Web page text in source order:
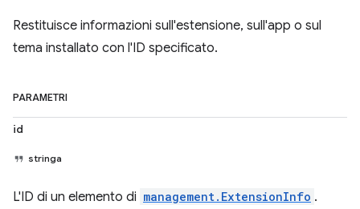
Restituisce informazioni sull'estensione, sull'app o sul
tema installato con l'ID specificato.
PARAMETRI
id
stringa
L'ID di un elemento di management.ExtensionInfo .